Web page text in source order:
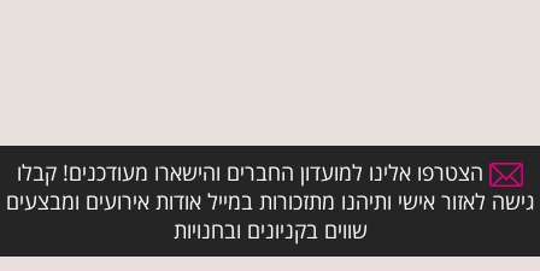
הצטרפו אלינו למועדון החברים והישארו מעודכנים! קבלו
גישה לאזור אישי ותיהנו מתזכורות במייל אודות אירועים ומבצעים
שווים בקניונים ובחנויות